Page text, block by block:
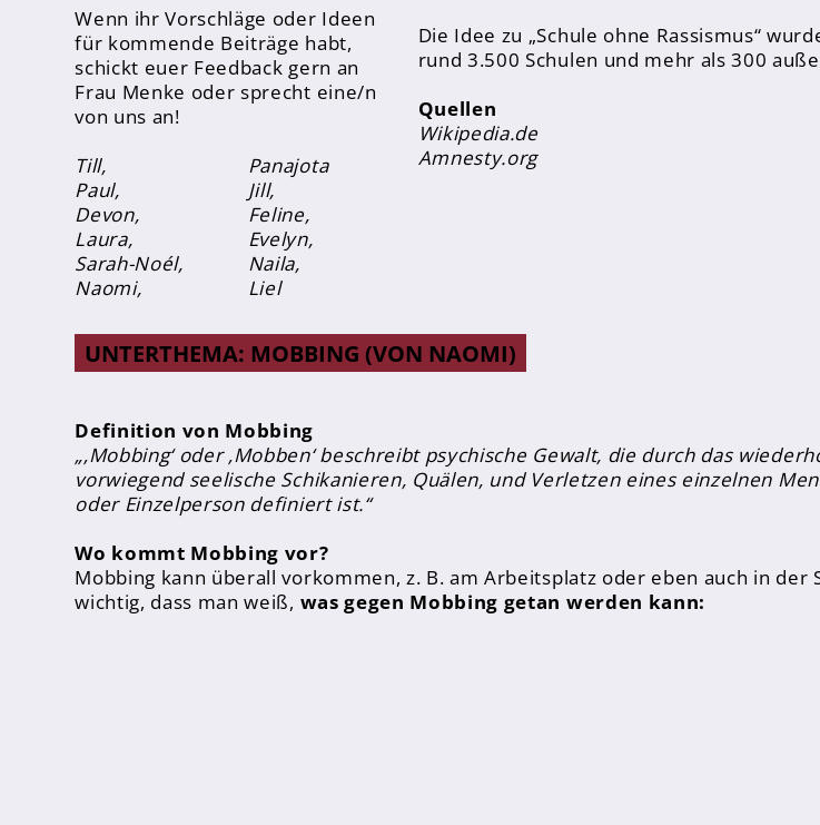
Lehrer*innen Ausbildung
Praktika und Praxissemester
Referendariat
Abschlüsse
Fremdsprachen
Spanisch
Niederländisch
MINT
Naturwissenschaften
Informatik
Wenn ihr Vorschläge oder Ideen
für kommende Beiträge habt,
schickt euer Feedback gern an
Frau Menke oder sprecht eine/n
von uns an!
Till,
Paul,
Devon,
Laura,
Sarah-Noél,
Naomi,
Panajota
Jill,
Feline,
Evelyn,
Naila,
Liel
Die Idee zu „Schule ohne Rassismus“
rund 3.500 Schulen und mehr als 300
Quellen
Wikipedia.de
Amnesty.org
UNTERTHEMA: MOBBING (VON NAOMI)
Definition von Mobbing
„‚Mobbing‘ oder ‚Mobben‘ beschreibt psychische Gewalt, die durch das
vorwiegend seelische Schikanieren, Quälen, und Verletzen eines einzelnen
oder Einzelperson definiert ist.“
Wo kommt Mobbing vor?
Mobbing kann überall vorkommen, z. B. am Arbeitsplatz oder eben auch in der
wichtig, dass man weiß, was gegen Mobbing getan werden kann: